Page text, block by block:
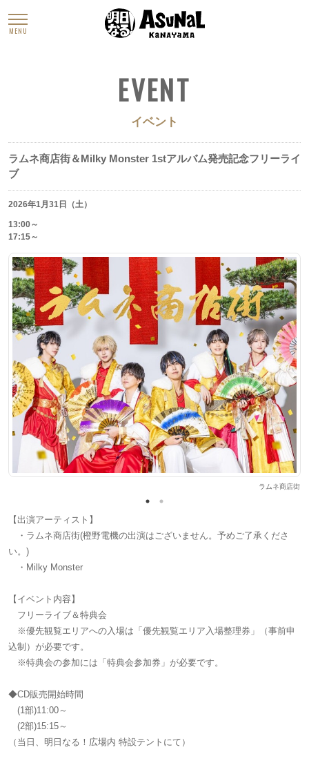
MENU
EVENT
イベント
ラムネ商店街＆Milky Monster 1stアルバム発売記念フリーライ
ブ
2026年1月31日（土）
13:00～
17:15～
ラムネ商店街
【出演アーティスト】
・ラムネ商店街(橙野電機の出演はございません。予めご了承くださ
い。)
・Milky Monster
【イベント内容】
フリーライブ＆特典会
※優先観覧エリアへの入場は「優先観覧エリア入場整理券」（事前申
込制）が必要です。
※特典会の参加には「特典会参加券」が必要です。
◆CD販売開始時間
(1部)11:00～
(2部)15:15～
（当日、明日なる！広場内 特設テントにて）